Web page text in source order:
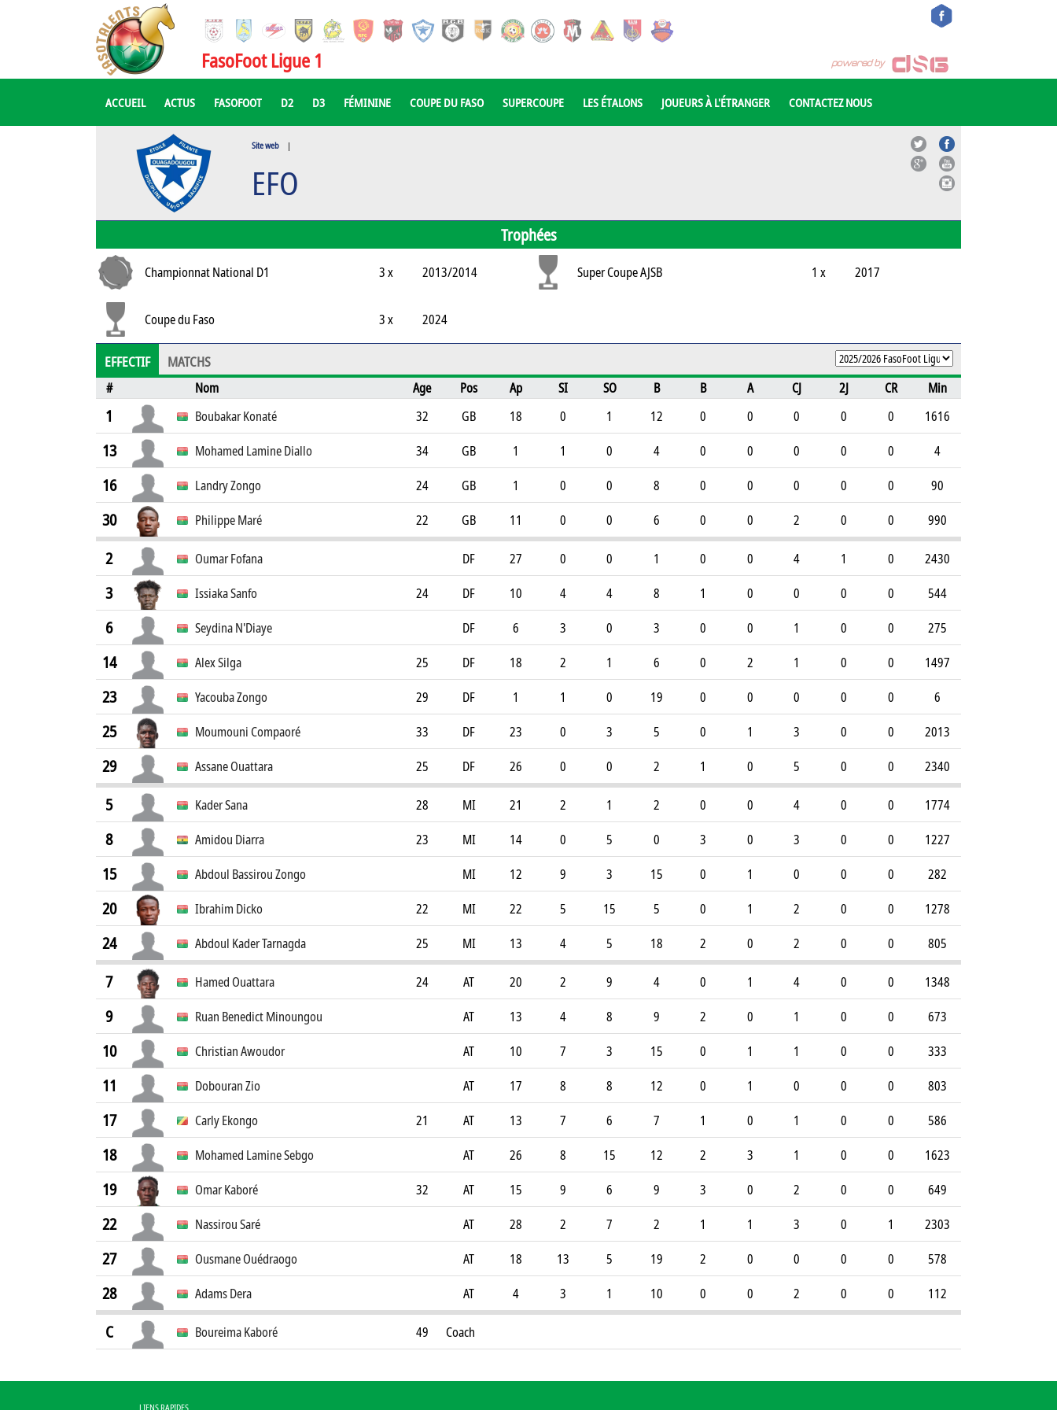
FasoFoot Ligue 1
ACCUEIL ACTUS FASOFOOT D2 D3 FÉMININE COUPE DU FASO SUPERCOUPE LES ÉTALONS JOUEURS À L'ÉTRANGER CONTACTEZ NOUS
Site web |
EFO
Trophées
Championnat National D1 3 x 2013/2014 Super Coupe AJSB 1 x 2017
Coupe du Faso 3 x 2024
EFFECTIF MATCHS
# Nom Age Pos Ap SI SO B B A CJ 2J CR Min
1 Boubakar Konaté 32 GB 18 0 1 12 0 0 0 0 0 1616
13 Mohamed Lamine Diallo 34 GB 1 1 0 4 0 0 0 0 0 4
16 Landry Zongo 24 GB 1 0 0 8 0 0 0 0 0 90
30 Philippe Maré 22 GB 11 0 0 6 0 0 2 0 0 990
2 Oumar Fofana DF 27 0 0 1 0 0 4 1 0 2430
3 Issiaka Sanfo 24 DF 10 4 4 8 1 0 0 0 0 544
6 Seydina N'Diaye DF 6 3 0 3 0 0 1 0 0 275
14 Alex Silga 25 DF 18 2 1 6 0 2 1 0 0 1497
23 Yacouba Zongo 29 DF 1 1 0 19 0 0 0 0 0 6
25 Moumouni Compaoré 33 DF 23 0 3 5 0 1 3 0 0 2013
29 Assane Ouattara 25 DF 26 0 0 2 1 0 5 0 0 2340
5 Kader Sana 28 MI 21 2 1 2 0 0 4 0 0 1774
8 Amidou Diarra 23 MI 14 0 5 0 3 0 3 0 0 1227
15 Abdoul Bassirou Zongo MI 12 9 3 15 0 1 0 0 0 282
20 Ibrahim Dicko 22 MI 22 5 15 5 0 1 2 0 0 1278
24 Abdoul Kader Tarnagda 25 MI 13 4 5 18 2 0 2 0 0 805
7 Hamed Ouattara 24 AT 20 2 9 4 0 1 4 0 0 1348
9 Ruan Benedict Minoungou AT 13 4 8 9 2 0 1 0 0 673
10 Christian Awoudor AT 10 7 3 15 0 1 1 0 0 333
11 Dobouran Zio AT 17 8 8 12 0 1 0 0 0 803
17 Carly Ekongo 21 AT 13 7 6 7 1 0 1 0 0 586
18 Mohamed Lamine Sebgo AT 26 8 15 12 2 3 1 0 0 1623
19 Omar Kaboré 32 AT 15 9 6 9 3 0 2 0 0 649
22 Nassirou Saré AT 28 2 7 2 1 1 3 0 1 2303
27 Ousmane Ouédraogo AT 18 13 5 19 2 0 0 0 0 578
28 Adams Dera AT 4 3 1 10 0 0 2 0 0 112
C Boureima Kaboré 49 Coach
LIENS RAPIDES